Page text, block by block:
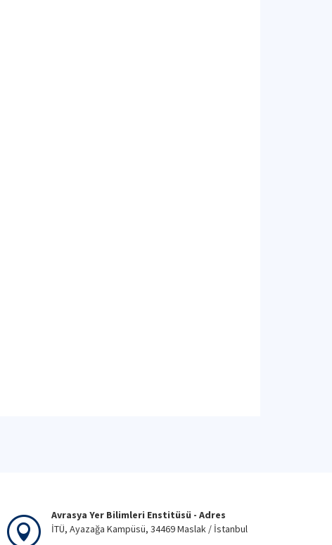
Avrasya Yer Bilimleri Enstitüsü - Adres
İTÜ, Ayazağa Kampüsü, 34469 Maslak / İstanbul